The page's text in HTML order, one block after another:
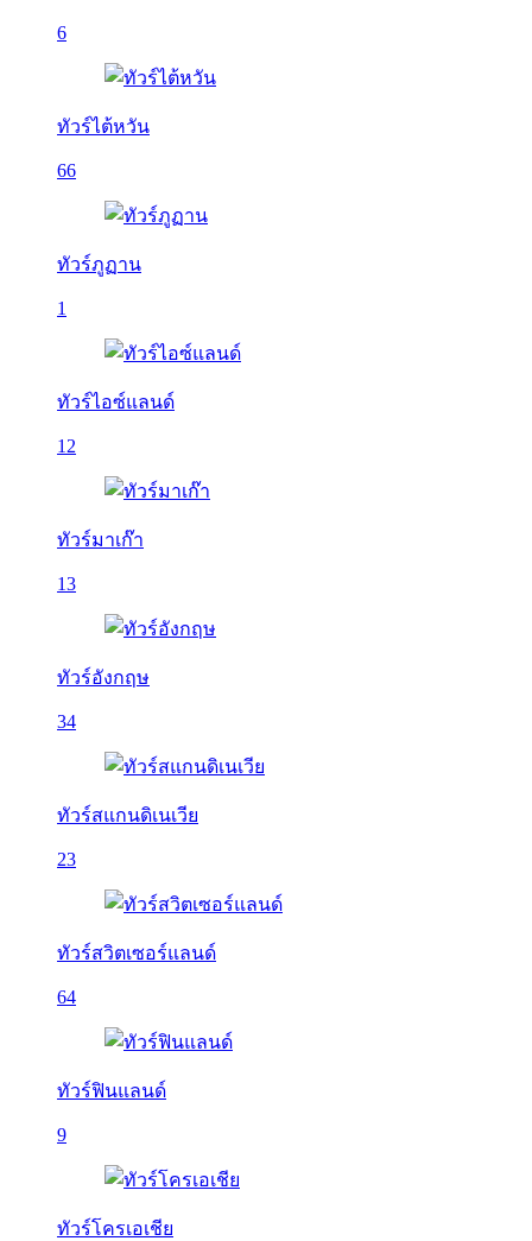
6
ทัวร์ไต้หวัน
66
ทัวร์ภูฏาน
1
ทัวร์ไอซ์แลนด์
12
ทัวร์มาเก๊า
13
ทัวร์อังกฤษ
34
ทัวร์สแกนดิเนเวีย
23
ทัวร์สวิตเซอร์แลนด์
64
ทัวร์ฟินแลนด์
9
ทัวร์โครเอเชีย